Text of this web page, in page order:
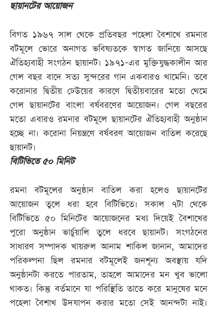
ছায়ানটের আয়োজন
বিগত ১৯৬৭ সাল থেকে প্রতিবছর পহেলা বৈশাখে রমনার
বটমূলে ভোরে অনাগত ভবিষ্যতকে স্বাগত জানিয়ে আসছে
ঐতিহ্যবাহী সংগঠন ছায়ানট। ১৯৭১-এর মুক্তিযুদ্ধকালীন আর
গেল বছর বাদে সত্য সুন্দরের গান একবারও থামেনি। তবে
করোনার দ্বিতীয় ঢেউয়ের কারণে দ্বিতীয়বারের মতো থেমে
গেল ছায়ানটের বাংলা বর্ষবরণের আয়োজন। গেল বছরের
মতো এবারও রমনার বটমূলে ছায়ানটের ঐতিহ্যবাহী অনুষ্ঠান
হচ্ছে না। করোনা নিয়ন্ত্রণে বর্ষবরণ আয়োজন বাতিল করেছে
ছায়ানট।
বিটিভিতে ৫০ মিনিট
রমনা বটমূলের অনুষ্ঠান বাতিল করা হলেও ছায়ানটের
আয়োজন তুলে ধরা হবে বিটিভিতে। সকাল ৭টা থেকে
বিটিভিতে ৫০ মিনিটের আয়োজনের মধ্য দিয়েই বৈশাখের
পুরো অনুষ্ঠান ভার্চুয়ালি তুলে ধরবে ছায়ানট। সংগঠনের
সাধারণ সম্পাদক খায়রুল আনাম শাকিল জানান, আমাদের
পরিকল্পনা ছিল রমনার বটমূলেই জনশূন্য অবস্থায় যদি
অনুষ্ঠানটা করতে পারতাম, তাহলে আমাদের মন খুব ভালো
থাকত। কিন্তু বর্তমানে যা পরিস্থিতি তাতে করে মানুষের মনে
পহেলা বৈশাখ উদযাপন করার মতো সেই আনন্দটা নাই।